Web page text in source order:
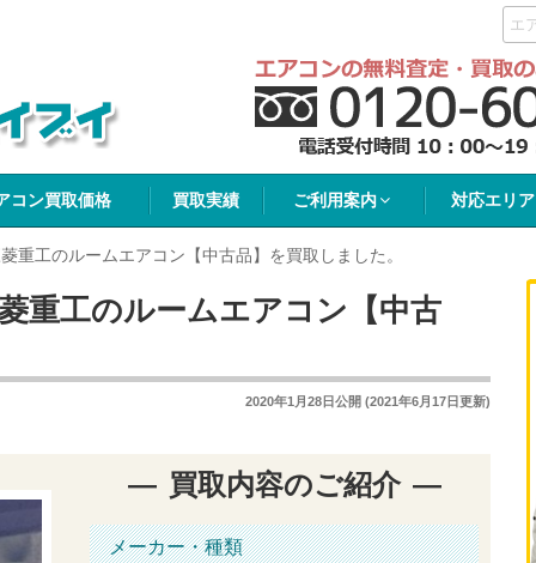
イ
コン買取価格 買取実績 ご利用案内 対応エリア
重工のルームエアコン【中古品】を買取しました。
重工のルームエアコン【中古
2020年1月28日公開 (2021年6月17日更新)
買取内容のご紹介
メーカー・種類